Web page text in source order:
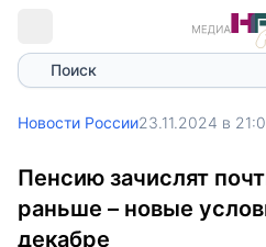
Поиск
Новости России23.11.2024 в
Пенсию зачислят
раньше – новые
декабре